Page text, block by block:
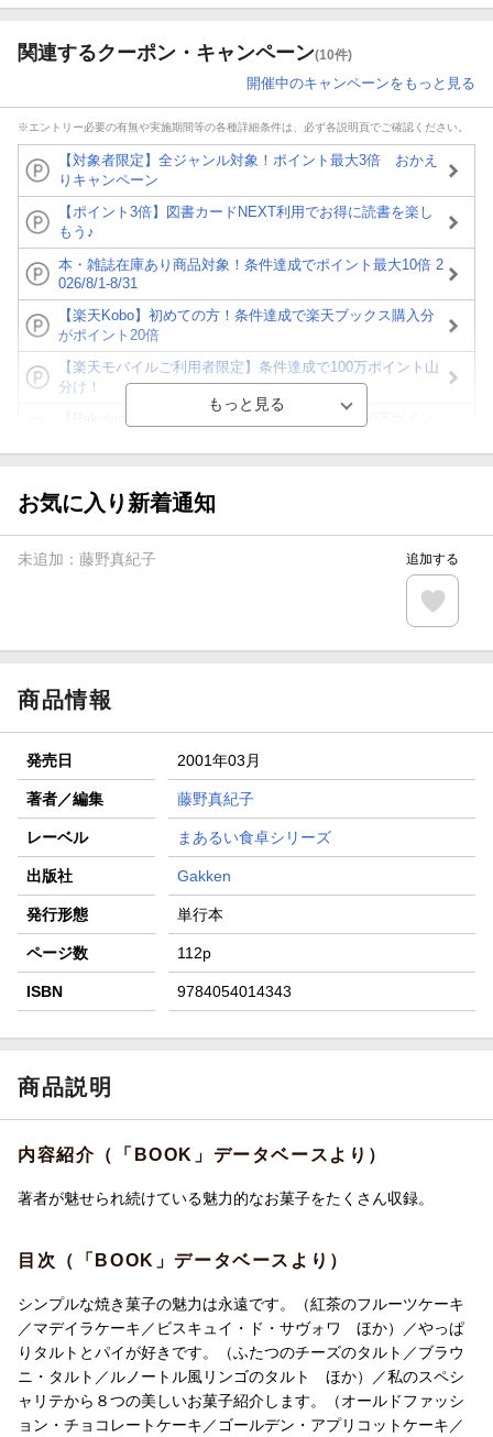
関連するクーポン・キャンペーン(10件)
開催中のキャンペーンをもっと見る
※エントリー必要の有無や実施期間等の各種詳細条件は、必ず各説明頁でご確認ください。
【対象者限定】全ジャンル対象！ポイント最大3倍 おかえ
りキャンペーン
【ポイント3倍】図書カードNEXT利用でお得に読書を楽し
もう♪
本・雑誌在庫あり商品対象！条件達成でポイント最大10倍 2
026/8/1-8/31
【楽天Kobo】初めての方！条件達成で楽天ブックス購入分
がポイント20倍
【楽天モバイルご利用者限定】条件達成で100万ポイント山
分け！
が当たる！
楽天モバイル紹介キャンペーンの拡散で300円OFFクーポン
条件達成で楽天限定・宝塚歌劇 宙組貸切公演ペアチケット
お気に入り新着通知
未追加： 藤野真紀子 追加する
商品情報
発売日 2001年03月
著者／編集 藤野真紀子
レーベル まあるい食卓シリーズ
出版社 Gakken
発行形態 単行本
ページ数 112p
ISBN 9784054014343
商品説明
内容紹介（「BOOK」データベースより）
著者が魅せられ続けている魅力的なお菓子をたくさん収録。
目次（「BOOK」データベースより）
シンプルな焼き菓子の魅力は永遠です。（紅茶のフルーツケーキ
／マデイラケーキ／ビスキュイ・ド・サヴォワ ほか）／やっぱ
りタルトとパイが好きです。（ふたつのチーズのタルト／ブラウ
ニ・タルト／ルノートル風リンゴのタルト ほか）／私のスペシ
ャリテから８つの美しいお菓子紹介します。（オールドファッシ
ョン・チョコレートケーキ／ゴールデン・アプリコットケーキ／